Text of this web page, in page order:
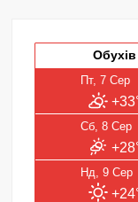
Обухів
Пт, 7 Сер
Сб, 8 Сер
Нд, 9 Сер